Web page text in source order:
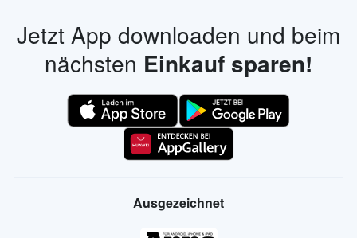
Jetzt App downloaden und beim
nächsten Einkauf sparen!
Ausgezeichnet